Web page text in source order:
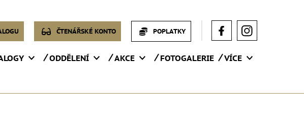
ČTENÁŘSKÉ KONTO POPLATKY
ODDĚLENÍ AKCE FOTOGALERIE VÍCE